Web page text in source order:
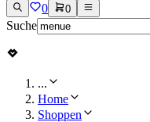
0 0
Suche
...
Home
Shoppen